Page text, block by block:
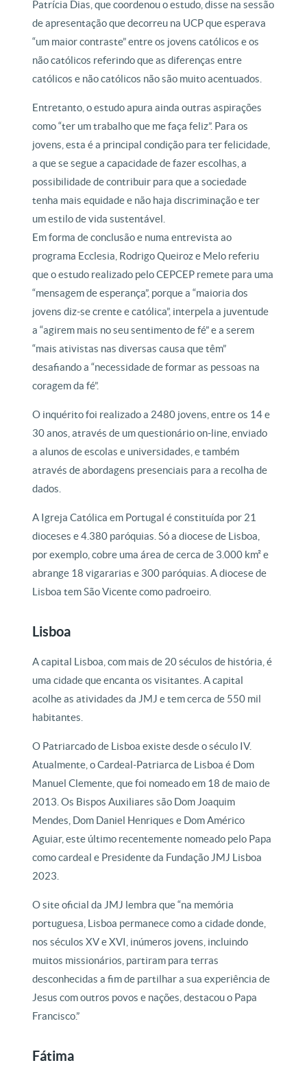
Patrícia Dias, que coordenou o estudo, disse na sessão
de apresentação que decorreu na UCP que esperava
“um maior contraste” entre os jovens católicos e os
não católicos referindo que as diferenças entre
católicos e não católicos não são muito acentuados.
Entretanto, o estudo apura ainda outras aspirações
como “ter um trabalho que me faça feliz”. Para os
jovens, esta é a principal condição para ter felicidade,
a que se segue a capacidade de fazer escolhas, a
possibilidade de contribuir para que a sociedade
tenha mais equidade e não haja discriminação e ter
um estilo de vida sustentável.
Em forma de conclusão e numa entrevista ao
programa Ecclesia, Rodrigo Queiroz e Melo referiu
que o estudo realizado pelo CEPCEP remete para uma
“mensagem de esperança”, porque a “maioria dos
jovens diz-se crente e católica”, interpela a juventude
a “agirem mais no seu sentimento de fé” e a serem
“mais ativistas nas diversas causa que têm”
desafiando a “necessidade de formar as pessoas na
coragem da fé”.
O inquérito foi realizado a 2480 jovens, entre os 14 e
30 anos, através de um questionário on-line, enviado
a alunos de escolas e universidades, e também
através de abordagens presenciais para a recolha de
dados.
A Igreja Católica em Portugal é constituída por 21
dioceses e 4.380 paróquias. Só a diocese de Lisboa,
por exemplo, cobre uma área de cerca de 3.000 km² e
abrange 18 vigararias e 300 paróquias. A diocese de
Lisboa tem São Vicente como padroeiro.
Lisboa
A capital Lisboa, com mais de 20 séculos de história, é
uma cidade que encanta os visitantes. A capital
acolhe as atividades da JMJ e tem cerca de 550 mil
habitantes.
O Patriarcado de Lisboa existe desde o século IV.
Atualmente, o Cardeal-Patriarca de Lisboa é Dom
Manuel Clemente, que foi nomeado em 18 de maio de
2013. Os Bispos Auxiliares são Dom Joaquim
Mendes, Dom Daniel Henriques e Dom Américo
Aguiar, este último recentemente nomeado pelo Papa
como cardeal e Presidente da Fundação JMJ Lisboa
2023.
O site oficial da JMJ lembra que “na memória
portuguesa, Lisboa permanece como a cidade donde,
nos séculos XV e XVI, inúmeros jovens, incluindo
muitos missionários, partiram para terras
desconhecidas a fim de partilhar a sua experiência de
Jesus com outros povos e nações, destacou o Papa
Francisco.”
Fátima